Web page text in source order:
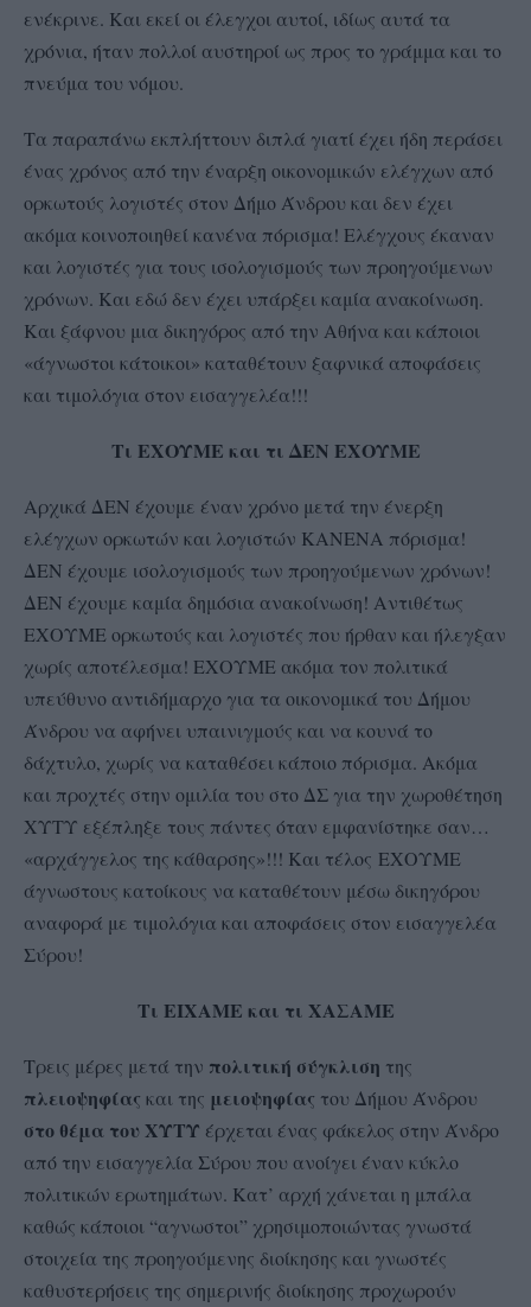
ενέκρινε. Και εκεί οι έλεγχοι αυτοί, ιδίως αυτά τα
χρόνια, ήταν πολλοί αυστηροί ως προς το γράμμα και το
πνεύμα του νόμου.
Τα παραπάνω εκπλήττουν διπλά γιατί έχει ήδη περάσει
ένας χρόνος από την έναρξη οικονομικών ελέγχων από
ορκωτούς λογιστές στον Δήμο Άνδρου και δεν έχει
ακόμα κοινοποιηθεί κανένα πόρισμα! Ελέγχους έκαναν
και λογιστές για τους ισολογισμούς των προηγούμενων
χρόνων. Και εδώ δεν έχει υπάρξει καμία ανακοίνωση.
Και ξάφνου μια δικηγόρος από την Αθήνα και κάποιοι
«άγνωστοι κάτοικοι» καταθέτουν ξαφνικά αποφάσεις
και τιμολόγια στον εισαγγελέα!!!
Τι ΕΧΟΥΜΕ και τι ΔΕΝ ΕΧΟΥΜΕ
Αρχικά ΔΕΝ έχουμε έναν χρόνο μετά την ένερξη
ελέγχων ορκωτών και λογιστών ΚΑΝΕΝΑ πόρισμα!
ΔΕΝ έχουμε ισολογισμούς των προηγούμενων χρόνων!
ΔΕΝ έχουμε καμία δημόσια ανακοίνωση! Αντιθέτως
ΕΧΟΥΜΕ ορκωτούς και λογιστές που ήρθαν και ήλεγξαν
χωρίς αποτέλεσμα! ΕΧΟΥΜΕ ακόμα τον πολιτικά
υπεύθυνο αντιδήμαρχο για τα οικονομικά του Δήμου
Άνδρου να αφήνει υπαινιγμούς και να κουνά το
δάχτυλο, χωρίς να καταθέσει κάποιο πόρισμα. Ακόμα
και προχτές στην ομιλία του στο ΔΣ για την χωροθέτηση
ΧΥΤΥ εξέπληξε τους πάντες όταν εμφανίστηκε σαν…
«αρχάγγελος της κάθαρσης»!!! Και τέλος ΕΧΟΥΜΕ
άγνωστους κατοίκους να καταθέτουν μέσω δικηγόρου
αναφορά με τιμολόγια και αποφάσεις στον εισαγγελέα
Σύρου!
Τι ΕΙΧΑΜΕ και τι ΧΑΣΑΜΕ
Τρεις μέρες μετά την πολιτική σύγκλιση της
πλειοψηφίας και της μειοψηφίας του Δήμου Άνδρου
στο θέμα του ΧΥΤΥ έρχεται ένας φάκελος στην Άνδρο
από την εισαγγελία Σύρου που ανοίγει έναν κύκλο
πολιτικών ερωτημάτων. Κατ’ αρχή χάνεται η μπάλα
καθώς κάποιοι “αγνωστοι” χρησιμοποιώντας γνωστά
στοιχεία της προηγούμενης διοίκησης και γνωστές
καθυστερήσεις της σημερινής διοίκησης προχωρούν